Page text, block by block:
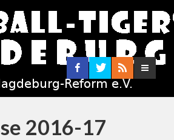
2016-17